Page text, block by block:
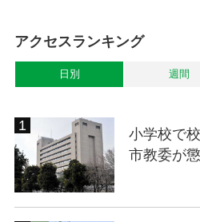
アクセスランキング
日別 週間
小学校で
市教委が